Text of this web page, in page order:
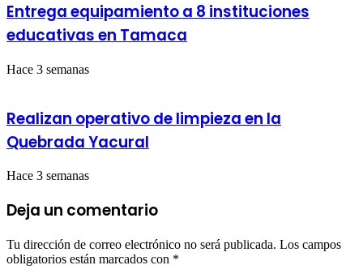
Entrega equipamiento a 8 instituciones
educativas en Tamaca
Hace 3 semanas
Realizan operativo de limpieza en la
Quebrada Yacural
Hace 3 semanas
Deja un comentario
Tu dirección de correo electrónico no será publicada. Los campos
obligatorios están marcados con *